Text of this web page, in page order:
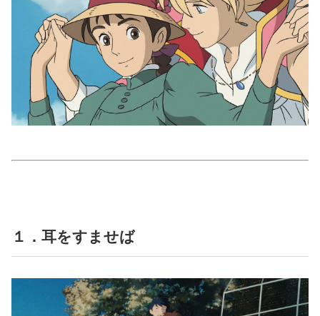
ココロ/カラダ
グルメ
トラベル
カルチャー/エンタメ
性と愛
ゲーム
１．耳をすませば